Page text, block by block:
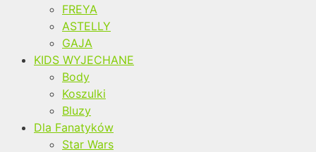
FREYA
ASTELLY
GAJA
KIDS WYJECHANE
Body
Koszulki
Bluzy
Dla Fanatyków
Star Wars